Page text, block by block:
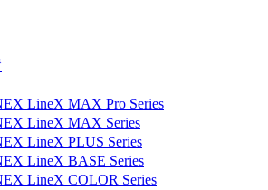
LineX MAX Pro Series
LineX MAX Series
LineX PLUS Series
LineX BASE Series
LineX COLOR Series